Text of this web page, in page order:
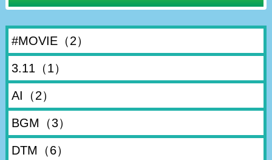
#MOVIE（2）
3.11 （1）
AI （2）
BGM （3）
DTM （6）